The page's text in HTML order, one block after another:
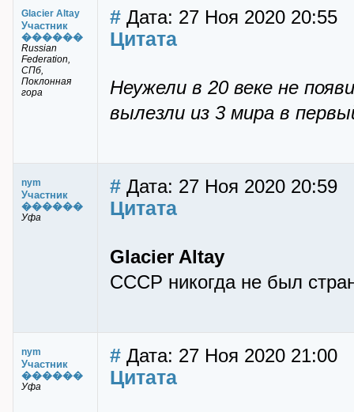
Glacier Altay
Участник
������
Russian
Federation,
СПб,
Поклонная
гора
# Дата: 27 Ноя 2020 20:55
Цитата
Неужели в 20 веке не
вылезли из 3 мира в
nym
Участник
������
Уфа
# Дата: 27 Ноя 2020 20:59
Цитата
Glacier Altay
СССР никогда не был
nym
Участник
������
Уфа
# Дата: 27 Ноя 2020 21:00
Цитата